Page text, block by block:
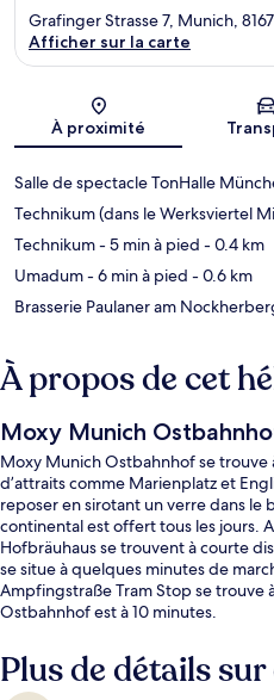
Grafinger Strasse 7, Munich,
Afficher sur la carte
À proximité
Salle de spectacle TonHalle
Technikum (dans le Werksviertel
Technikum- 5 min à pied - 0.4 km
Umadum- 6 min à pied - 0.6 km
Brasserie Paulaner am
À propos de cet
Moxy Munich
Moxy Munich Ostbahnhof se
d’attraits comme Marienplatz et
reposer en sirotant un verre dans le
continental est offert tous les jours.
Hofbräuhaus se trouvent à courte
se situe à quelques minutes de
Ampfingstraße Tram Stop se trouve
Ostbahnhof est à 10 minutes.
Plus de détails